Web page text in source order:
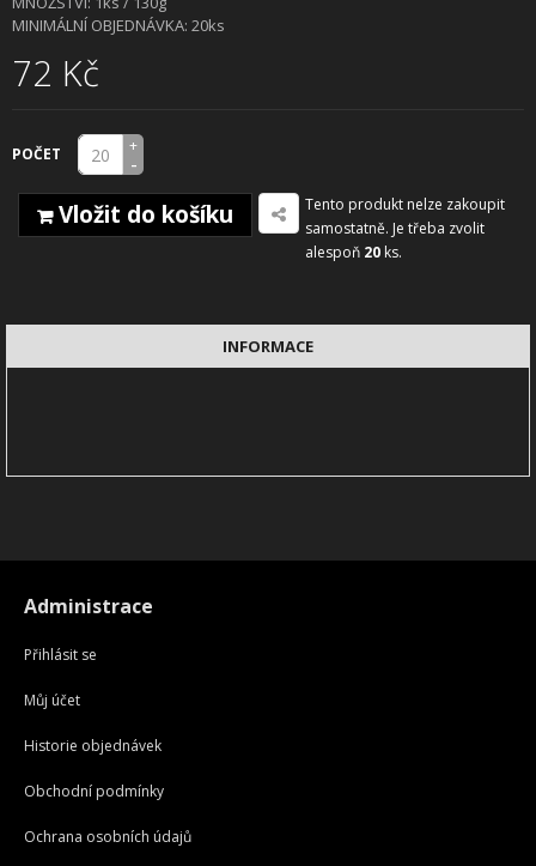
MINIMÁLNÍ OBJEDNÁVKA: 20ks
72 Kč
POČET +
-
Vložit do košíku
Tento produkt nelze zakoupit
samostatně. Je třeba zvolit
alespoň 20 ks.
INFORMACE
Administrace
Přihlásit se
Můj účet
Historie objednávek
Obchodní podmínky
Ochrana osobních údajů